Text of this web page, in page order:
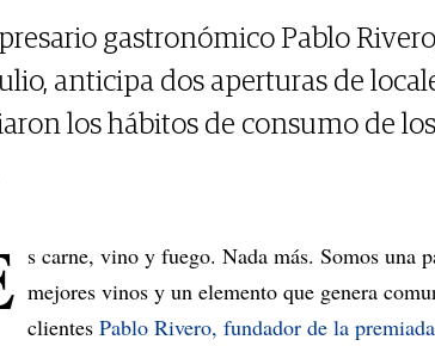
gastronómico Pablo
anticipa dos aperturas de
los hábitos de consumo de
s carne, vino y fuego. Nada más. Somos una
mejores vinos y un elemento que genera
clientes Pablo Rivero, fundador de la